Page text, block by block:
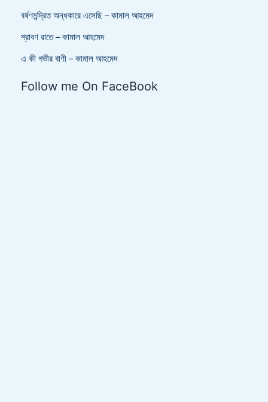
বর্ষণমন্দ্রিত অন্ধকারে এসেছি – কামাল আহমেদ
শ্রাবণ রাতে – কামাল আহমেদ
এ কী গভীর বাণী – কামাল আহমেদ
Follow me On FaceBook